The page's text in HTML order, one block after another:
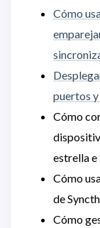
Cómo
puertos
Cómo
estrella
Cómo
de
Cómo